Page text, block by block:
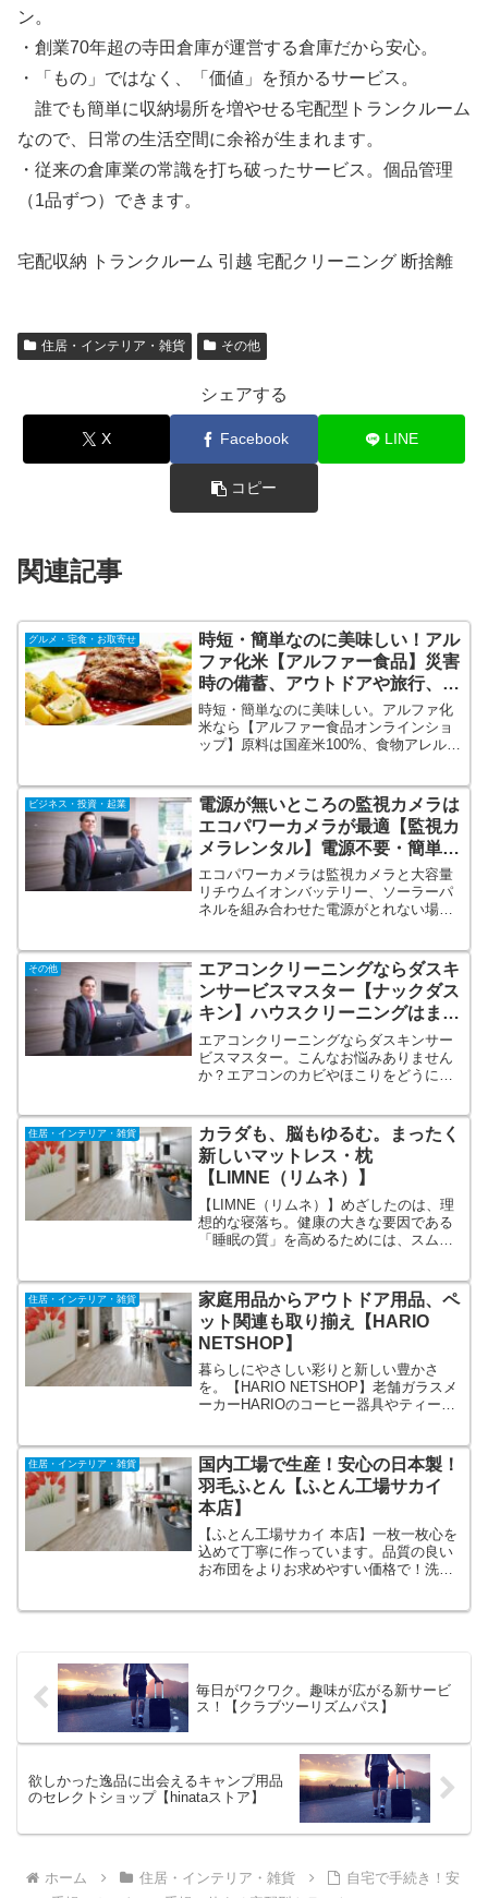
ン。
・創業70年超の寺田倉庫が運営する倉庫だから安心。
・「もの」ではなく、「価値」を預かるサービス。
誰でも簡単に収納場所を増やせる宅配型トランクルーム
なので、日常の生活空間に余裕が生まれます。
・従来の倉庫業の常識を打ち破ったサービス。個品管理
（1品ずつ）できます。
宅配収納 トランクルーム 引越 宅配クリーニング 断捨離
住居・インテリア・雑貨 その他
シェアする
X Facebook LINE
コピー
関連記事
グルメ・宅食・お取寄せ
時短・簡単なのに美味しい！アル
ファ化米【アルファー食品】災害
時の備蓄、アウトドアや旅行、普
段使いにも！
時短・簡単なのに美味しい。アルファ化
米なら【アルファー食品オンラインショ
ップ】原料は国産米100%、食物アレルギ
しやすいコンパクトパッケージ。非常時
以外にアウトドアや旅行中の食事にも！
種類も豊富が嬉しい♪
ビジネス・投資・起業
電源が無いところの監視カメラは
エコパワーカメラが最適【監視カ
メラレンタル】電源不要・簡単設
置・防犯設定も！
エコパワーカメラは監視カメラと大容量
リチウムイオンバッテリー、ソーラーパ
ネルを組み合わせた電源がとれない場所
ー搭載！充電無しで、最大25日間連続稼
働！監視カメラレンタルならエコパワー
カメラ。
その他
エアコンクリーニングならダスキ
ンサービスマスター【ナックダス
キン】ハウスクリーニングはまと
めてお任せください！
エアコンクリーニングならダスキンサー
ビスマスター。こんなお悩みありません
か？エアコンのカビやほこりをどうにか
すい業者がいい。目に見える「清潔・キ
レイ」から目に見えない「安全・安心」
までお客様の毎日をまもります。
住居・インテリア・雑貨
カラダも、脳もゆるむ。まったく
新しいマットレス・枕
【LIMNE（リムネ）】
【LIMNE（リムネ）】めざしたのは、理
想的な寝落ち。健康の大きな要因である
「睡眠の質」を高めるためには、スムー
重要なポイントであると考えます。
LIMNE the mattressとthe pillowを開発。
住居・インテリア・雑貨
家庭用品からアウトドア用品、ペ
ット関連も取り揃え【HARIO
NETSHOP】
暮らしにやさしい彩りと新しい豊かさ
を。【HARIO NETSHOP】老舗ガラスメ
ーカーHARIOのコーヒー器具やティー器
独自開発のペット用品やアウトドア用品
まで幅広く展開しています。
住居・インテリア・雑貨
国内工場で生産！安心の日本製！
羽毛ふとん【ふとん工場サカイ
本店】
【ふとん工場サカイ 本店】一枚一枚心を
込めて丁寧に作っています。品質の良い
お布団をよりお求めやすい価格で！洗え
毎日がワクワク。趣味が広がる新サービ
ス！【クラブツーリズムパス】
欲しかった逸品に出会えるキャンプ用品
のセレクトショップ【hinataストア】
ホーム 住居・インテリア・雑貨
自宅で手続き！安